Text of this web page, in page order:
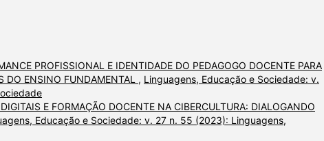
PROFISSIONAL E IDENTIDADE DO PEDAGOGO DOCENTE PARA
DO ENSINO FUNDAMENTAL , Linguagens, Educação e Sociedade: v.
E FORMAÇÃO DOCENTE NA CIBERCULTURA: DIALOGANDO
Educação e Sociedade: v. 27 n. 55 (2023): Linguagens,